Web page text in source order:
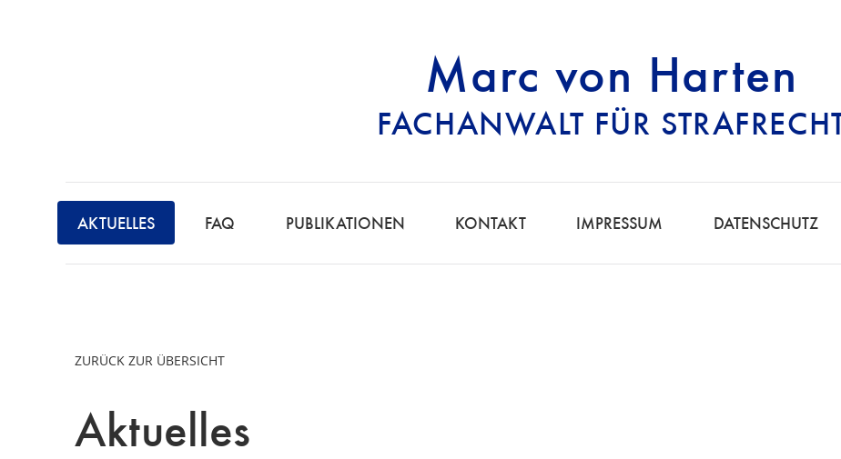
Marc von Harten
FACHANWALT FÜR
STRAFRECHT | RECHTSANWALT
AKTUELLES FAQ PUBLIKATIONEN KONTAKT IMPRESSUM DATENSCHUTZ
ZURÜCK ZUR ÜBERSICHT
Aktuelles